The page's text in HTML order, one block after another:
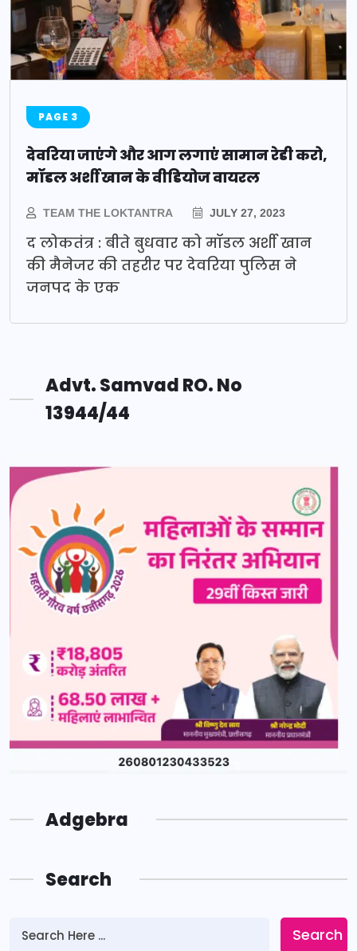
PAGE 3
देवरिया जाएंगे और आग लगाएं सामान रेडी करो,
मॉडल अर्शी खान के वीडियोज वायरल
TEAM THE LOKTANTRA JULY 27, 2023
द लोकतंत्र : बीते बुधवार को मॉडल अर्शी खान
की मैनेजर की तहरीर पर देवरिया पुलिस ने
जनपद के एक
Advt. Samvad RO. No
13944/44
Adgebra
Search
Search